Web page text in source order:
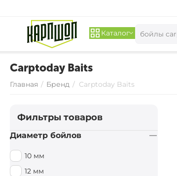
Каталог
Carptoday Baits
Главная / Бренд / Carptoday Baits
Фильтры товаров
Диаметр бойлов
10 мм
12 мм